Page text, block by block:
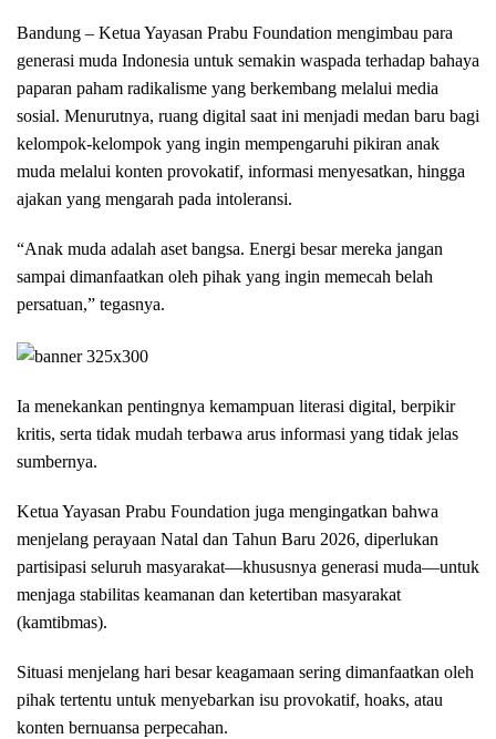
Bandung – Ketua Yayasan Prabu Foundation mengimbau para
generasi muda Indonesia untuk semakin waspada terhadap bahaya
paparan paham radikalisme yang berkembang melalui media
sosial. Menurutnya, ruang digital saat ini menjadi medan baru bagi
kelompok-kelompok yang ingin mempengaruhi pikiran anak
muda melalui konten provokatif, informasi menyesatkan, hingga
ajakan yang mengarah pada intoleransi.
“Anak muda adalah aset bangsa. Energi besar mereka jangan
sampai dimanfaatkan oleh pihak yang ingin memecah belah
persatuan,” tegasnya.
Ia menekankan pentingnya kemampuan literasi digital, berpikir
kritis, serta tidak mudah terbawa arus informasi yang tidak jelas
sumbernya.
Ketua Yayasan Prabu Foundation juga mengingatkan bahwa
menjelang perayaan Natal dan Tahun Baru 2026, diperlukan
partisipasi seluruh masyarakat—khususnya generasi muda—untuk
menjaga stabilitas keamanan dan ketertiban masyarakat
(kamtibmas).
Situasi menjelang hari besar keagamaan sering dimanfaatkan oleh
pihak tertentu untuk menyebarkan isu provokatif, hoaks, atau
konten bernuansa perpecahan.